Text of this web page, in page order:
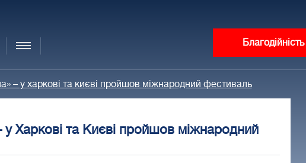
Благодійність
– у харкові та києві пройшов міжнародний фестиваль
у Харкові та Києві пройшов міжнародний